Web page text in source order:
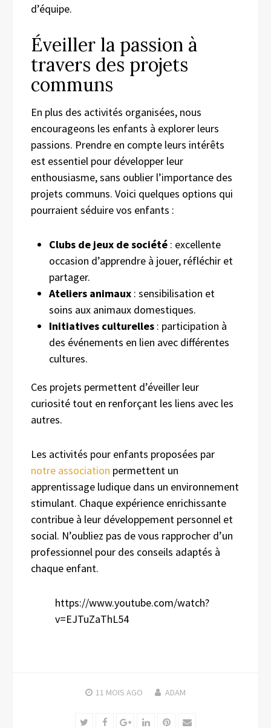
d’équipe.
Éveiller la passion à
travers des projets
communs
En plus des activités organisées, nous
encourageons les enfants à explorer leurs
passions. Prendre en compte leurs intérêts
est essentiel pour développer leur
enthousiasme, sans oublier l’importance des
projets communs. Voici quelques options qui
pourraient séduire vos enfants :
Clubs de jeux de société : excellente
occasion d’apprendre à jouer, réfléchir et
partager.
Ateliers animaux : sensibilisation et
soins aux animaux domestiques.
Initiatives culturelles : participation à
des événements en lien avec différentes
cultures.
Ces projets permettent d’éveiller leur
curiosité tout en renforçant les liens avec les
autres.
Les activités pour enfants proposées par
notre association permettent un
apprentissage ludique dans un environnement
stimulant. Chaque expérience enrichissante
contribue à leur développement personnel et
social. N’oubliez pas de vous rapprocher d’un
professionnel pour des conseils adaptés à
chaque enfant.
https://www.youtube.com/watch?
v=EJTuZaThL54
11 MOIS AGO ADAM
TwitterFacebookGoogle+LinkedInPinterest
Email